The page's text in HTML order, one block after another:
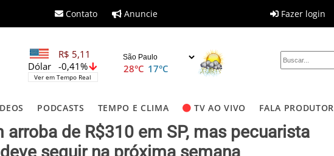
Contato Anuncie Fazer login
R$ 5,11
-0,41%
Dólar
Ver em Tempo Real
28°C 17°C
PODCASTS TEMPO E CLIMA TV AO VIVO FALA PRODUTOR
de R$310 em SP, mas pecuarista